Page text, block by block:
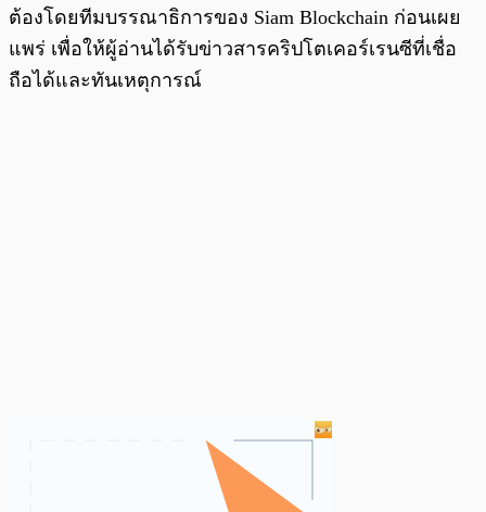
ต้องโดยทีมบรรณาธิการของ Siam Blockchain ก่อนเผย
แพร่ เพื่อให้ผู้อ่านได้รับข่าวสารคริปโตเคอร์เรนซีที่เชื่อ
ถือได้และทันเหตุการณ์